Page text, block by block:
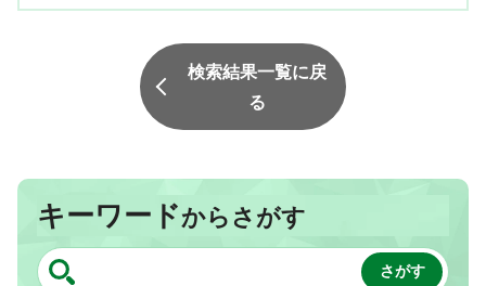
検索結果一覧に戻
る
キーワードからさがす